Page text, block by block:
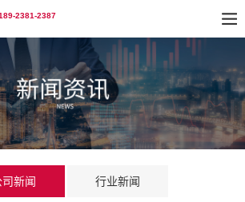
2381-2387
司新闻 行业新闻